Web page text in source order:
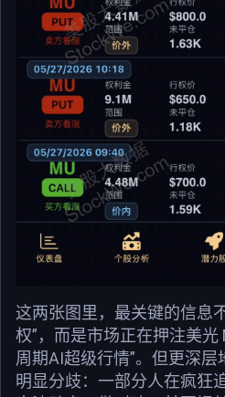
这两张图里，最关键的信息
权”，而是市场正在押注美光
周期AI超级行情”。但更深
明显分歧：一部分人在疯狂